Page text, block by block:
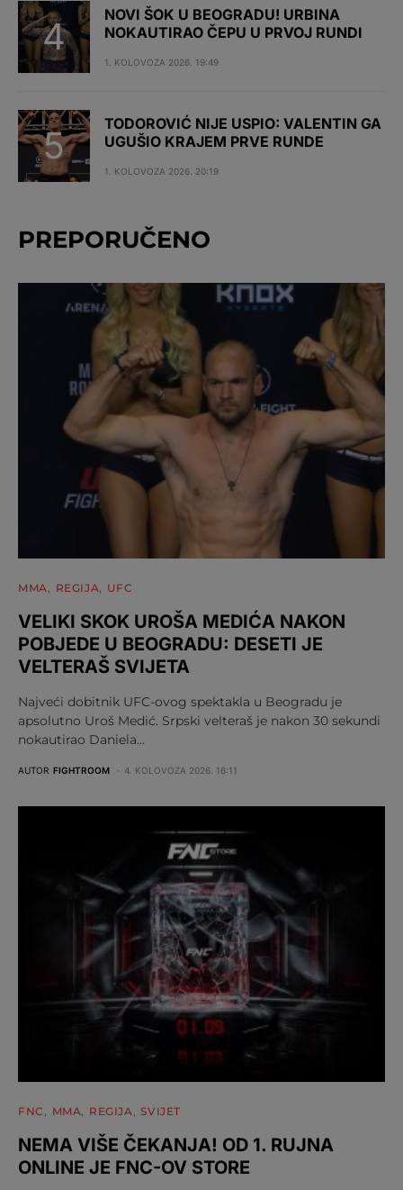
NOVI ŠOK U BEOGRADU! URBINA
NOKAUTIRAO ČEPU U PRVOJ RUNDI
1. KOLOVOZA 2026. 19:49
TODOROVIĆ NIJE USPIO: VALENTIN GA
UGUŠIO KRAJEM PRVE RUNDE
1. KOLOVOZA 2026. 20:19
PREPORUČENO
MMA REGIJA UFC
VELIKI SKOK UROŠA MEDIĆA NAKON
POBJEDE U BEOGRADU: DESETI JE
VELTERAŠ SVIJETA
Najveći dobitnik UFC-ovog spektakla u Beogradu je
apsolutno Uroš Medić. Srpski velteraš je nakon 30 sekundi
nokautirao Daniela…
AUTOR FIGHTROOM 4. KOLOVOZA 2026. 16:11
FNC MMA REGIJA SVIJET
NEMA VIŠE ČEKANJA! OD 1. RUJNA
ONLINE JE FNC-OV STORE